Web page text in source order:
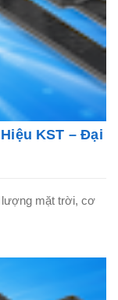
KST – Đại
lượng mặt trời, cơ